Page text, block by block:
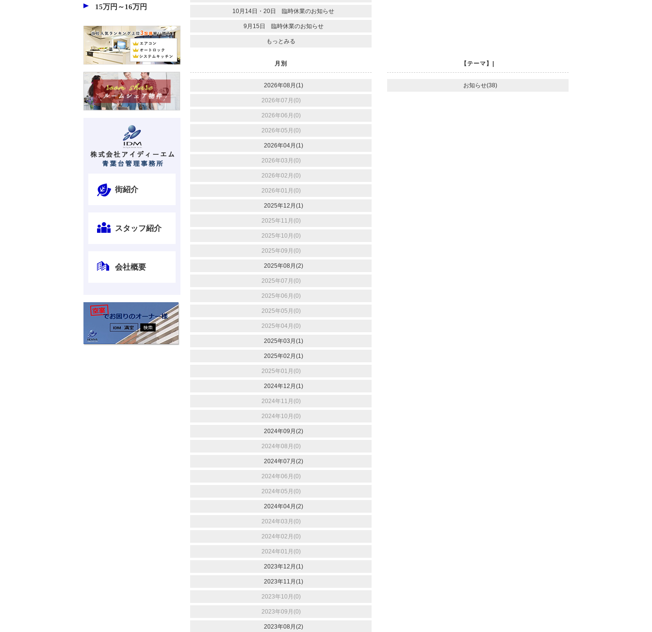
10月14日・20日 臨時休業のお知らせ
9月15日 臨時休業のお知らせ
もっとみる
月別
2026年08月(1)
2026年07月(0)
2026年06月(0)
2026年05月(0)
2026年04月(1)
2026年03月(0)
2026年02月(0)
2026年01月(0)
2025年12月(1)
2025年11月(0)
2025年10月(0)
2025年09月(0)
2025年08月(2)
2025年07月(0)
2025年06月(0)
2025年05月(0)
2025年04月(0)
2025年03月(1)
2025年02月(1)
2025年01月(0)
2024年12月(1)
2024年11月(0)
2024年10月(0)
2024年09月(2)
2024年08月(0)
2024年07月(2)
2024年06月(0)
2024年05月(0)
2024年04月(2)
2024年03月(0)
2024年02月(0)
2024年01月(0)
2023年12月(1)
2023年11月(1)
2023年10月(0)
2023年09月(0)
2023年08月(2)
【テーマ】|
お知らせ(38)
15万円～16万円
街紹介
スタッフ紹介
会社概要